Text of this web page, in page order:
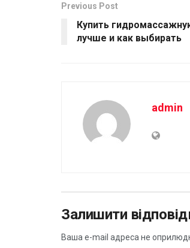
Previous Post
Купить
лучше и как выбирать
admin
Залишити
Ваша e-mail адреса не